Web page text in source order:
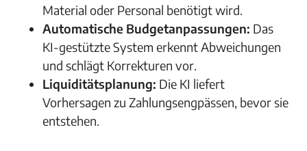
Material oder Personal benötigt wird.
Automatische Budgetanpassungen: Das
KI-gestützte System erkennt Abweichungen
und schlägt Korrekturen vor.
Liquiditätsplanung: Die KI liefert
Vorhersagen zu Zahlungsengpässen, bevor sie
entstehen.